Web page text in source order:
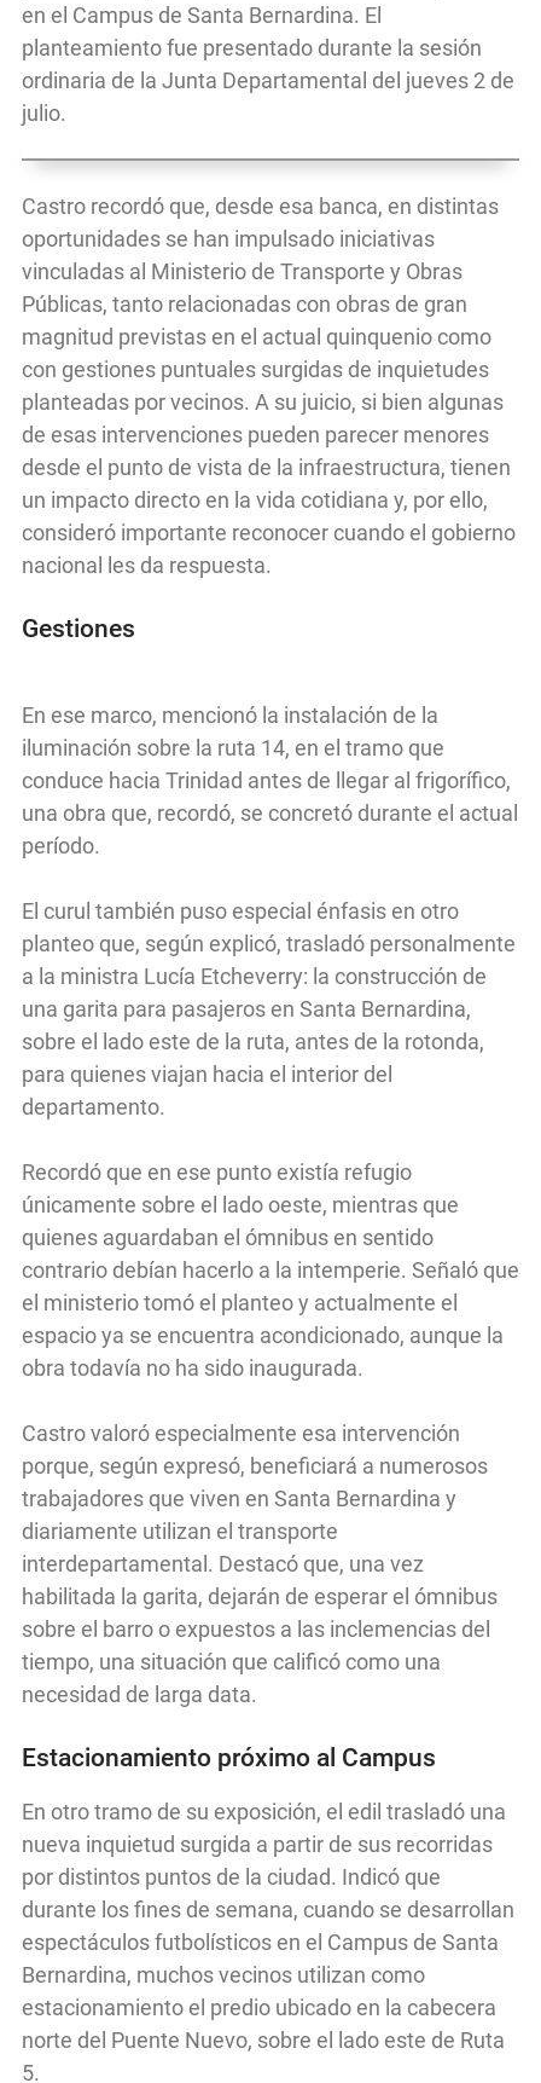
en el Campus de Santa Bernardina. El
planteamiento fue presentado durante la sesión
ordinaria de la Junta Departamental del jueves 2 de
julio.
Castro recordó que, desde esa banca, en distintas
oportunidades se han impulsado iniciativas
vinculadas al Ministerio de Transporte y Obras
Públicas, tanto relacionadas con obras de gran
magnitud previstas en el actual quinquenio como
con gestiones puntuales surgidas de inquietudes
planteadas por vecinos. A su juicio, si bien algunas
de esas intervenciones pueden parecer menores
desde el punto de vista de la infraestructura, tienen
un impacto directo en la vida cotidiana y, por ello,
consideró importante reconocer cuando el gobierno
nacional les da respuesta.
Gestiones
En ese marco, mencionó la instalación de la
iluminación sobre la ruta 14, en el tramo que
conduce hacia Trinidad antes de llegar al frigorífico,
una obra que, recordó, se concretó durante el actual
período.
El curul también puso especial énfasis en otro
planteo que, según explicó, trasladó personalmente
a la ministra Lucía Etcheverry: la construcción de
una garita para pasajeros en Santa Bernardina,
sobre el lado este de la ruta, antes de la rotonda,
para quienes viajan hacia el interior del
departamento.
Recordó que en ese punto existía refugio
únicamente sobre el lado oeste, mientras que
quienes aguardaban el ómnibus en sentido
contrario debían hacerlo a la intemperie. Señaló que
el ministerio tomó el planteo y actualmente el
espacio ya se encuentra acondicionado, aunque la
obra todavía no ha sido inaugurada.
Castro valoró especialmente esa intervención
porque, según expresó, beneficiará a numerosos
trabajadores que viven en Santa Bernardina y
diariamente utilizan el transporte
interdepartamental. Destacó que, una vez
habilitada la garita, dejarán de esperar el ómnibus
sobre el barro o expuestos a las inclemencias del
tiempo, una situación que calificó como una
necesidad de larga data.
Estacionamiento próximo al Campus
En otro tramo de su exposición, el edil trasladó una
nueva inquietud surgida a partir de sus recorridas
por distintos puntos de la ciudad. Indicó que
durante los fines de semana, cuando se desarrollan
espectáculos futbolísticos en el Campus de Santa
Bernardina, muchos vecinos utilizan como
estacionamiento el predio ubicado en la cabecera
norte del Puente Nuevo, sobre el lado este de Ruta
5.